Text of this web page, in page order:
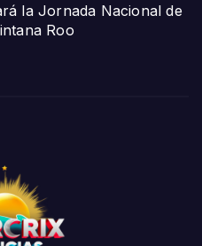
la Jornada Nacional de
Roo